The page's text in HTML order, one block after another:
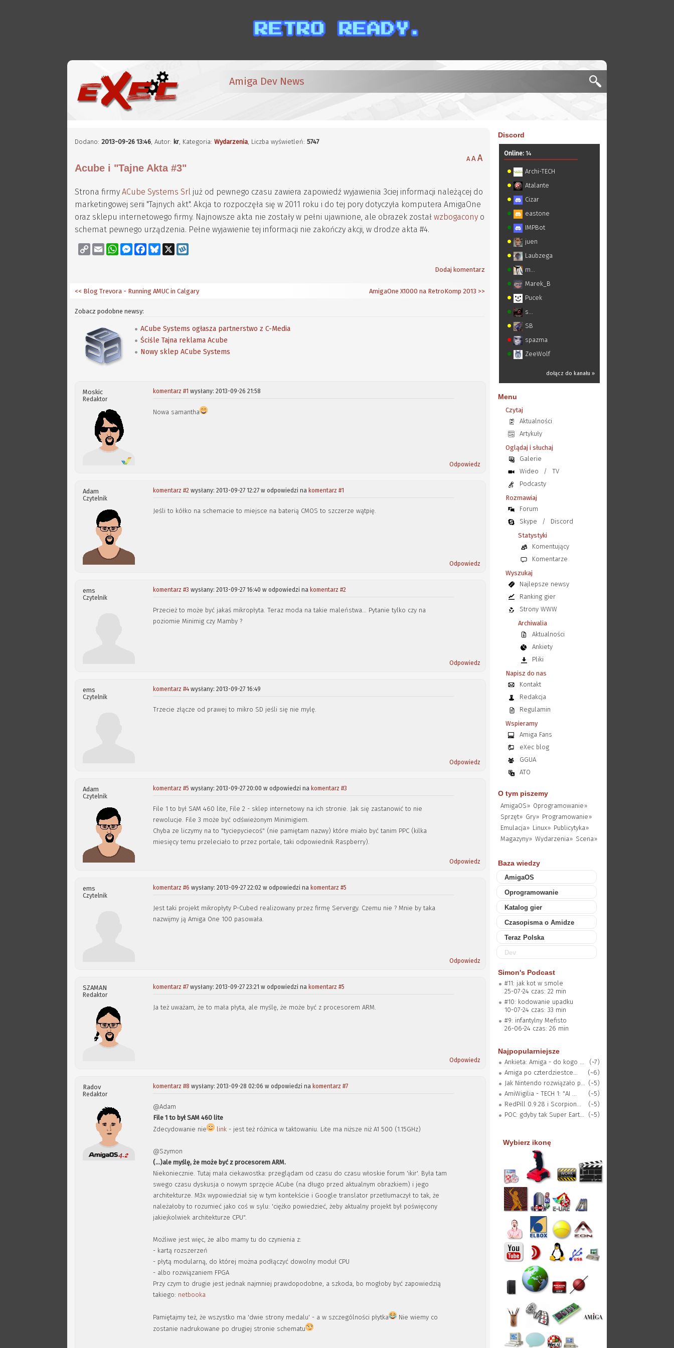
Amiga Dev News
Dodano:2013-09-26 13:46,Autor: kr, Kategoria:Wydarzenia, Liczba wyświetleń:5747
A AA
Acube i "Tajne Akta #3"
Strona firmyACube Systems Srl już od pewnego czasu zawiera zapowiedź wyjawienia 3ciej informacji należącej do
marketingowej serii "Tajnych akt". Akcja to rozpoczęła się w 2011 roku i do tej pory dotyczyła komputera AmigaOne
oraz sklepu internetowego firmy. Najnowsze akta nie zostały w pełni ujawnione, ale obrazek zostałwzbogacony o
schemat pewnego urządzenia. Pełne wyjawienie tej informacji nie zakończy akcji, w drodze akta #4.
Copy
Link
Email WhatsAppMessenger
FacebookBluesky
X
Dodaj komentarz
AmigaOne X1000 na RetroKomp 2013 >>
<< Blog Trevora - Running AMUC in Calgary
Zobacz podobne newsy:
ACube Systems ogłasza partnerstwo z C-Media
Ściśle Tajna reklama Acube
Nowy sklep ACube Systems
Moskic
Redaktor
komentarz #1 wysłany: 2013-09-26 21:58
Nowa samantha
Odpowiedz
Adam
Czytelnik
komentarz #2 wysłany: 2013-09-27 12:27 w odpowiedzi na komentarz #1
Jeśli to kółko na schemacie to miejsce na baterią CMOS to szczerze wątpię.
Odpowiedz
ems
Czytelnik
komentarz #3 wysłany: 2013-09-27 16:40 w odpowiedzi na komentarz #2
Przecież to może być jakaś mikropłyta. Teraz moda na takie maleństwa... Pytanie tylko czy na
poziomie Minimig czy Mamby ?
Odpowiedz
ems
Czytelnik
komentarz #4 wysłany: 2013-09-27 16:49
Trzecie złącze od prawej to mikro SD jeśli się nie mylę.
Odpowiedz
Adam
Czytelnik
komentarz #5 wysłany: 2013-09-27 20:00 w odpowiedzi na komentarz #3
File 1 to był SAM 460 lite, File 2 - sklep internetowy na ich stronie. Jak się zastanowić to nie
rewolucje. File 3 może być odświeżonym Minimigiem.
Chyba ze liczymy na to "tyciepyciecoś" (nie pamiętam nazwy) które miało być tanim PPC (kilka
miesięcy temu przeleciało to przez portale, taki odpowiednik Raspberry).
Odpowiedz
ems
Czytelnik
komentarz #6 wysłany: 2013-09-27 22:02 w odpowiedzi na komentarz #5
Jest taki projekt mikropłyty P-Cubed realizowany przez firmę Servergy. Czemu nie ? Mnie by taka
nazwijmy ją Amiga One 100 pasowała.
Odpowiedz
SZAMAN
Redaktor
komentarz #7 wysłany: 2013-09-27 23:21 w odpowiedzi na komentarz #5
Ja też uważam, że to mała płyta, ale myślę, że może być z procesorem ARM.
Odpowiedz
Radov
Redaktor
komentarz #8 wysłany: 2013-09-28 02:06 w odpowiedzi na komentarz #7
@Adam
File 1 to był SAM 460 lite
Zdecydowanie nie
link - jest też różnica w taktowaniu. Lite ma niższe niż A1 500 (1.15GHz)
@Szymon
(...)ale myślę, że może być z procesorem ARM.
Niekoniecznie. Tutaj mała ciekawostka: przeglądam od czasu do czasu włoskie forum 'ikir'. Była tam
swego czasu dyskusja o nowym sprzęcie ACube (na długo przed aktualnym obrazkiem) i jego
architekturze. M3x wypowiedział się w tym kontekście i Google translator przetłumaczył to tak, że
należałoby to rozumieć jako coś w sylu: 'ciężko powiedzieć, żeby aktualny projekt był poświęcony
jakiejkolwiek architekturze CPU".
Możliwe jest więc, że albo mamy tu do czynienia z:
- kartą rozszerzeń
- płytą modularną, do której można podłączyć dowolny moduł CPU
- albo rozwiązaniem FPGA
Przy czym to drugie jest jednak najmniej prawdopodobne, a szkoda, bo mogłoby być zapowiedzią
takiego: netbooka
Pamiętajmy też, że wszystko ma 'dwie strony medalu' - a w szczególności płytka
Nie wiemy co
zostanie nadrukowane po drugiej stronie schematu
Discord
Online:14
Archi-TECH
Atalante
Cizar
eastone
IMPBot
juen
Laubzega
m...
Marek_B
Pucek
s...
SB
spazma
ZeeWolf
dołącz do kanału »
Menu
Czytaj
Aktualności
Artykuły
Oglądaj i słuchaj
Galerie
Wideo
/
TV
Podcasty
Rozmawiaj
Forum
Skype
/
Discord
Statystyki
Komentujący
Komentarze
Wyszukaj
Najlepsze newsy
Ranking gier
Strony WWW
Archiwalia
Aktualności
Ankiety
Pliki
Napisz do nas
Kontakt
Redakcja
Regulamin
Wspieramy
Amiga Fans
eXec blog
GGUA
ATO
O tym piszemy
AmigaOS» Oprogramowanie»
Sprzęt» Gry» Programowanie»
Emulacja» Linux» Publicytyka»
Magazyny» Wydarzenia» Scena»
Baza wiedzy
AmigaOS
Oprogramowanie
Katalog gier
Czasopisma o Amidze
Teraz Polska
Dev
Simon's Podcast
#11: jak kot w smole
25-07-24 czas: 22 min
#10: kodowanie upadku
10-07-24 czas: 33 min
#9: infantylny Mefisto
26-06-24 czas: 26 min
Najpopularniejsze
Ankieta: Amiga - do kogo ...
(~7)
Amiga po czterdziestce...
(~6)
Jak Nintendo rozwiązało p... (~5)
AmiWigilia - TECH 1: "AI ...
(~5)
RedPill 0.9.28 i Scorpion...
(~5)
POC: gdyby tak Super Eart...
(~5)
Wybierz ikonę